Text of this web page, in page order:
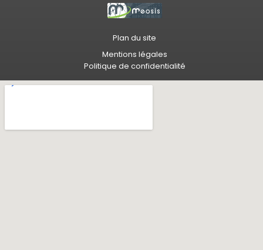
Plan du site
Mentions légales
Politique de confidentialité